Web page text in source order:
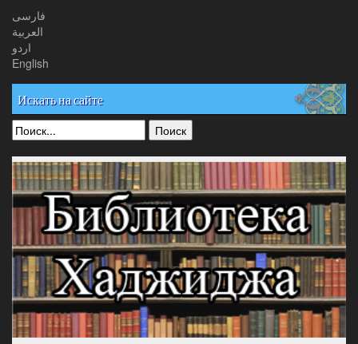
فارسی
العربیة
اردو
English
Искать на сайте